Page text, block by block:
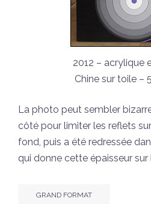
2012 – acrylique
Chine sur toile –
La photo peut sembler
côté pour limiter les reflets
fond, puis a été redressée
qui donne cette épaisseur
GRAND FORMAT